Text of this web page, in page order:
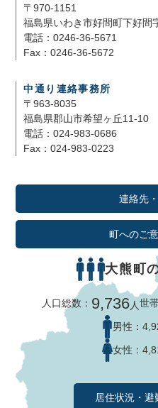
〒970-1151
福島県いわき市好間町下好間
電話：0246-36-5671
Fax：0246-36-5672
中通り連絡事務所
〒963-8035
福島県郡山市希望ヶ丘11-10
電話：024-983-0686
Fax：024-983-0223
連絡先
町へのご
大熊町
人口総数： 9,736人世
男性：
女性：
居住状況・避